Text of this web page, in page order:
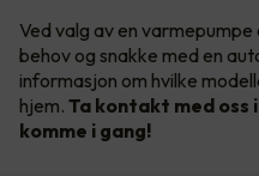
Ved valg av en
behov og snakke med en
informasjon om hvilke
hjem. Ta kontakt med oss
komme i gang!